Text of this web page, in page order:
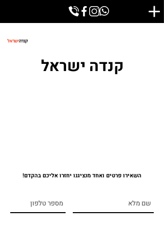
קנדה ישראל
השאירו פרטים ואחד מנציגנו יחזרו אליכם בהקדם!